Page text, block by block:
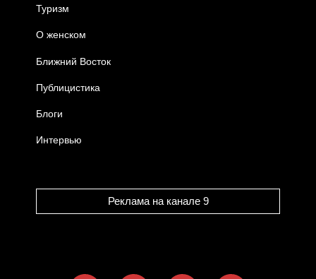
Туризм
О женском
Ближний Восток
Публицистика
Блоги
Интервью
Реклама на канале 9